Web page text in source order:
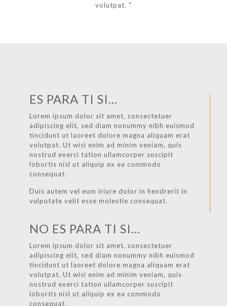
volutpat. "
ES PARA TI SI...
Lorem ipsum dolor sit amet, consectetuer
adipiscing elit, sed diam nonummy nibh euismod
tincidunt ut laoreet dolore magna aliquam erat
volutpat. Ut wisi enim ad minim veniam, quis
nostrud exerci tation ullamcorper suscipit
lobortis nisl ut aliquip ex ea commodo
consequat.
Duis autem vel eum iriure dolor in hendrerit in
vulputate velit esse molestie consequat.
NO ES PARA TI SI...
Lorem ipsum dolor sit amet, consectetuer
adipiscing elit, sed diam nonummy nibh euismod
tincidunt ut laoreet dolore magna aliquam erat
volutpat. Ut wisi enim ad minim veniam, quis
nostrud exerci tation ullamcorper suscipit
lobortis nisl ut aliquip ex ea commodo
consequat.